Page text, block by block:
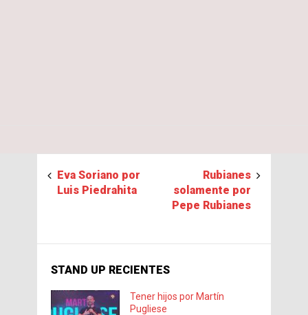
Eva Soriano por
Luis Piedrahita
Rubianes
solamente por
Pepe Rubianes
STAND UP RECIENTES
Tener hijos por Martín
Pugliese